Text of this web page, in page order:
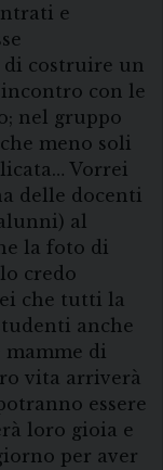
e
di costruire un
con le
nel gruppo
meno soli
Vorrei
delle docenti
al
la foto di
credo
che tutti la
anche
mamme di
vita arriverà
essere
loro gioia e
per aver